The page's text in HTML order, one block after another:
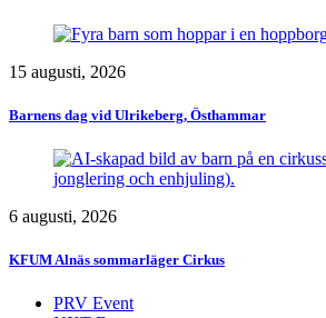
15 augusti, 2026
Barnens dag vid Ulrikeberg, Östhammar
6 augusti, 2026
KFUM Alnäs sommarläger Cirkus
PRV Event